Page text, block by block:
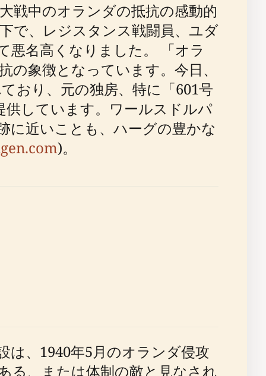
戦中のオランダの抵抗の感動的
で、レジスタンス戦闘員、ユダ
悪名高くなりました。 「オラ
象徴となっています。今日、
おり、元の独房、特に「601号
供しています。ワールスドルパ
に近いことも、ハーグの豊かな
)。
は、1940年5月のオランダ侵攻
る、または体制の敵と見なされ